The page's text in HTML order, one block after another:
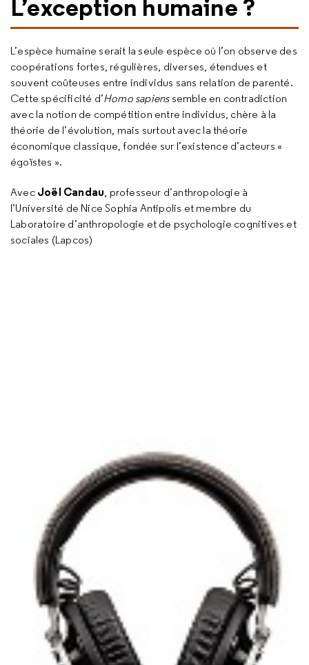
L’exception humaine ?
L’espèce humaine serait la seule espèce où l’on observe des
coopérations fortes, régulières, diverses, étendues et
souvent coûteuses entre individus sans relation de parenté.
Cette spécificité d’Homo sapienssemble en contradiction
avec la notion de compétition entre individus, chère à la
théorie de l’évolution, mais surtout avec la théorie
économique classique, fondée sur l’existence d’acteurs «
égoïstes ».
Avec Joël Candau, professeur d’anthropologie à
l’Université de Nice Sophia Antipolis et membre du
Laboratoire d’anthropologie et de psychologie cognitives et
sociales (Lapcos)